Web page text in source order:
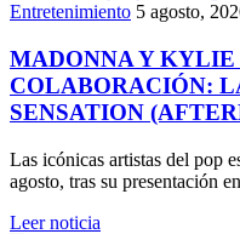
Entretenimiento 5 agosto,
MADONNA Y
COLABORACIÓN:
SENSATION
Las icónicas artistas del pop
agosto, tras su presentación
Leer noticia